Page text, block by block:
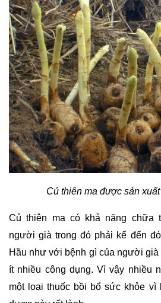
Củ thiên ma được sản
Củ thiên ma có khả năng chữa
người già trong đó phải kể đến
Hầu như với bệnh gì của người
ít nhiều công dụng. Vì vậy nhiều
một loại thuốc bồi bổ sức khỏe vì